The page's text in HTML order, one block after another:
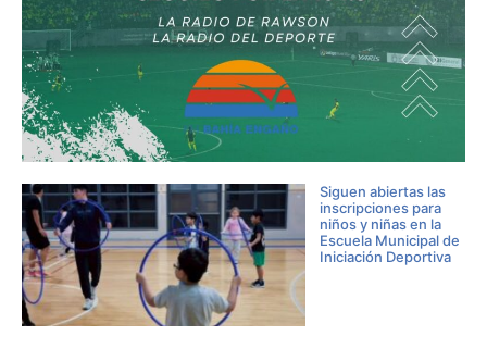
Siguen abiertas las
inscripciones para
niños y niñas en la
Escuela Municipal de
Iniciación Deportiva